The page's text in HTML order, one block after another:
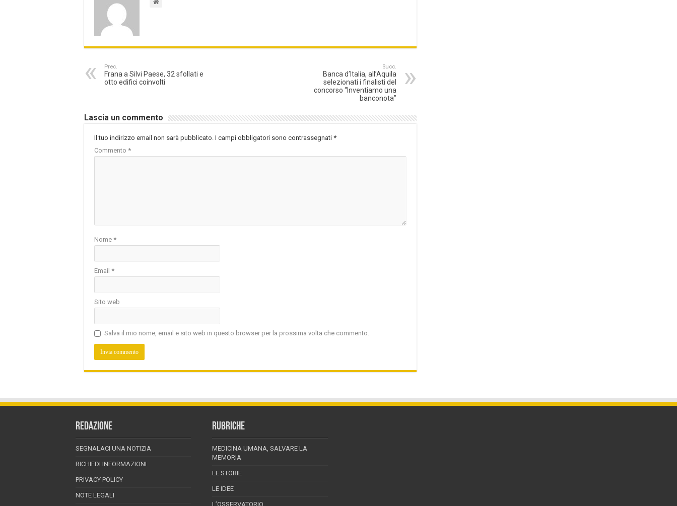
Prec.
Frana a Silvi Paese, 32 sfollati e
otto edifici coinvolti
Succ.
Banca d’Italia, all’Aquila
selezionati i finalisti del
concorso “Inventiamo una
banconota”
Lascia un commento
Il tuo indirizzo email non sarà pubblicato. I campi obbligatori sono contrassegnati *
Commento *
Nome *
Email *
Sito web
Salva il mio nome, email e sito web in questo browser per la prossima volta che commento.
REDAZIONE
SEGNALACI UNA NOTIZIA
RICHIEDI INFORMAZIONI
PRIVACY POLICY
NOTE LEGALI
RUBRICHE
MEDICINA UMANA, SALVARE LA
MEMORIA
LE STORIE
LE IDEE
L’OSSERVATORIO